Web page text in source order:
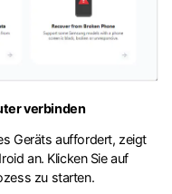
verbinden
Geräts auffordert, zeigt
an. Klicken Sie auf
zu starten.